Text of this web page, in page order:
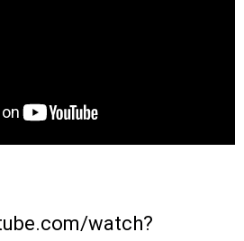
watch?